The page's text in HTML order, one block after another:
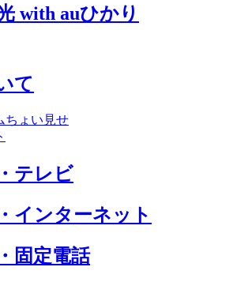
with auひかり
て
ちょい見せ
テレビ
インターネット
固定電話